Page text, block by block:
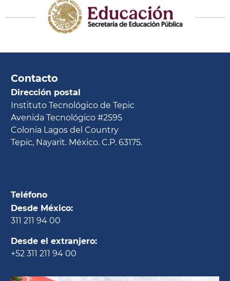
Contacto
Dirección postal
Instituto Tecnológico de Tepic
Avenida Tecnológico #2595
Colonia Lagos del Country
Tepic, Nayarit. México. C.P. 63175.
Teléfono
Desde México:
311 211 94 00
Desde el extranjero:
+52 311 211 94 00